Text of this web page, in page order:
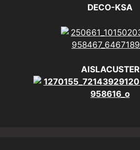
DECO-KSA
AISLACUSTER